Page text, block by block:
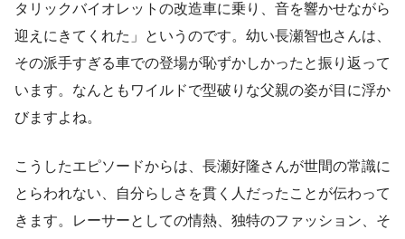
タリックバイオレットの改造車に乗り、音を響かせながら
迎えにきてくれた」というのです。幼い長瀬智也さんは、
その派手すぎる車での登場が恥ずかしかったと振り返って
います。なんともワイルドで型破りな父親の姿が目に浮か
びますよね。
こうしたエピソードからは、長瀬好隆さんが世間の常識に
とらわれない、自分らしさを貫く人だったことが伝わって
きます。レーサーとしての情熱、独特のファッション、そ